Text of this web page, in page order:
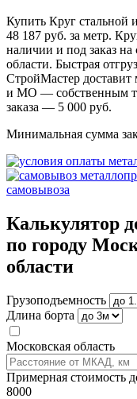
Купить Круг стальной
48 187 руб. за метр.
наличии и под заказ
области. Быстрая
СтройМастер
и МО — собственным
заказа — 5 000 руб.
Минимальная сумма
самовывоза
Калькулятор
по городу
области
Грузоподъемность
Длина борта
Московская область
Примерная стоимость
8000